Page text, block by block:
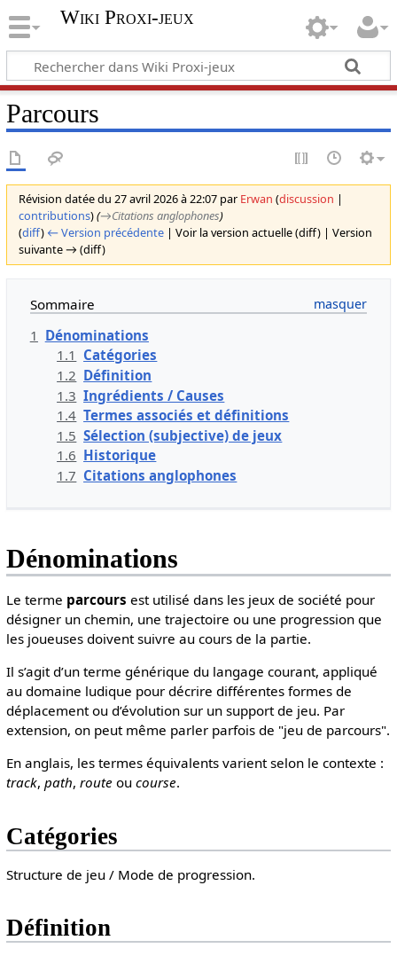
Wiki Proxi-jeux
Parcours
Révision datée du 27 avril 2026 à 22:07 par Erwan (discussion |
contributions)(→‎Citations anglophones)
(diff) ← Version précédente| Voir la version actuelle (diff) | Version
suivante → (diff)
Sommaire
1 Dénominations
1.1 Catégories
1.2 Définition
1.3 Ingrédients / Causes
1.4 Termes associés et définitions
1.5 Sélection (subjective) de jeux
1.6 Historique
1.7 Citations anglophones
Dénominations
Le terme parcours est utilisé dans les jeux de société pour
désigner un chemin, une trajectoire ou une progression que
les joueuses doivent suivre au cours de la partie.
Il s’agit d’un terme générique du langage courant, appliqué
au domaine ludique pour décrire différentes formes de
déplacement ou d’évolution sur un support de jeu. Par
extension, on peut même parler parfois de "jeu de parcours".
En anglais, les termes équivalents varient selon le contexte :
track, path, route ou course.
Catégories
Structure de jeu / Mode de progression.
Définition